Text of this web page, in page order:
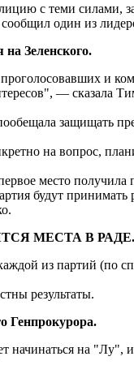
с теми силами,
один из
Зеленского.
и
— сказала
защищать
на вопрос,
место получила
будут
МЕСТА В
из партий (по
результаты.
Генпрокурора.
начинаться на "Лу",